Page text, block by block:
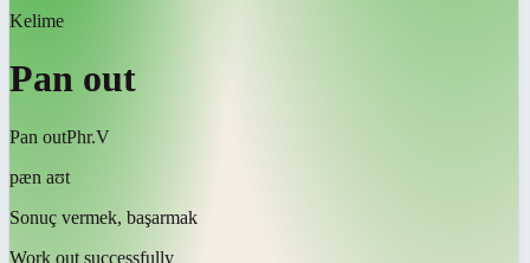
Kelime
Pan out
Pan outPhr.V
pæn aʊt
Sonuç vermek, başarmak
Work out successfully